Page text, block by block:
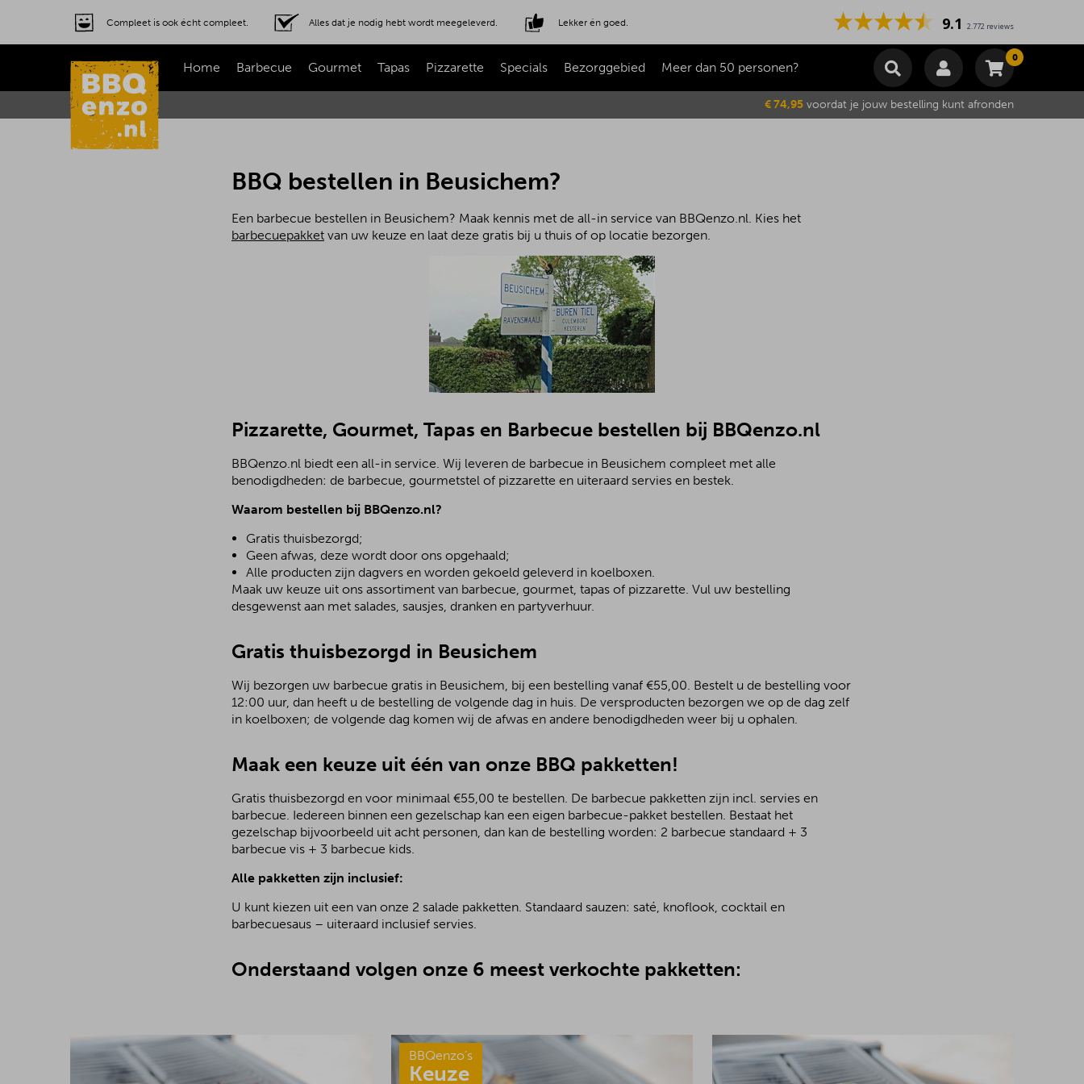
Compleet is ook écht compleet. Alles dat je nodig hebt wordt meegeleverd. Lekker én goed. 9.1 2.772 reviews
Home Barbecue Gourmet Tapas Pizzarette Specials Bezorggebied Meer dan 50 personen?
0
Winkelmand
Subtotaal €0,00
€ 74,95 voordat je jouw bestelling kunt afronden
BBQ bestellen in Beusichem?
Een barbecue bestellen in Beusichem? Maak kennis met de all-in service van BBQenzo.nl. Kies het
barbecuepakket van uw keuze en laat deze gratis bij u thuis of op locatie bezorgen.
Pizzarette, Gourmet, Tapas en Barbecue bestellen bij BBQenzo.nl
BBQenzo.nl biedt een all-in service. Wij leveren de barbecue in Beusichem compleet met alle
benodigdheden: de barbecue, gourmetstel of pizzarette en uiteraard servies en bestek.
Waarom bestellen bij BBQenzo.nl?
Gratis thuisbezorgd;
Geen afwas, deze wordt door ons opgehaald;
Alle producten zijn dagvers en worden gekoeld geleverd in koelboxen.
Maak uw keuze uit ons assortiment van barbecue, gourmet, tapas of pizzarette. Vul uw bestelling
desgewenst aan met salades, sausjes, dranken en partyverhuur.
Gratis thuisbezorgd in Beusichem
Wij bezorgen uw barbecue gratis in Beusichem, bij een bestelling vanaf €55,00. Bestelt u de bestelling voor
12:00 uur, dan heeft u de bestelling de volgende dag in huis. De versproducten bezorgen we op de dag zelf
in koelboxen; de volgende dag komen wij de afwas en andere benodigdheden weer bij u ophalen.
Maak een keuze uit één van onze BBQ pakketten!
Gratis thuisbezorgd en voor minimaal €55,00 te bestellen. De barbecue pakketten zijn incl. servies en
barbecue. Iedereen binnen een gezelschap kan een eigen barbecue-pakket bestellen. Bestaat het
gezelschap bijvoorbeeld uit acht personen, dan kan de bestelling worden: 2 barbecue standaard + 3
barbecue vis + 3 barbecue kids.
Alle pakketten zijn inclusief:
U kunt kiezen uit een van onze 2 salade pakketten. Standaard sauzen: saté, knoflook, cocktail en
barbecuesaus – uiteraard inclusief servies.
Onderstaand volgen onze 6 meest verkochte pakketten:
BBQenzo’s
Keuze